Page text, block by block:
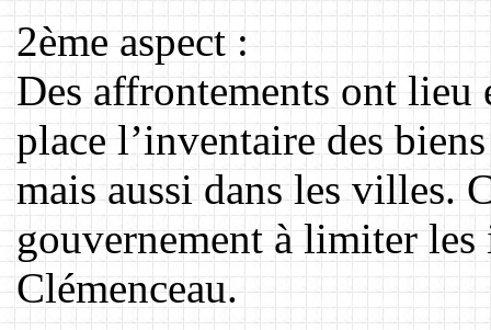
2ème aspect :
Des affrontements ont lieu
place l’inventaire des
mais aussi dans les villes.
gouvernement à limiter
Clémenceau.